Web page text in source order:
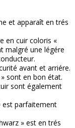
et apparaît en trés
en cuir coloris «
malgré une légére
avant et arriére.
sont en bon état.
sont également
est parfaitement
» est en trés